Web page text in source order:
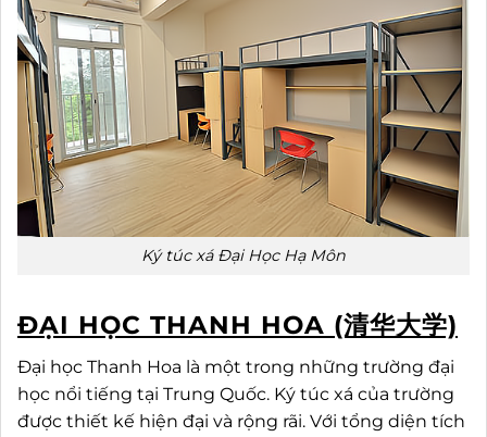
Ký túc xá Đại Học Hạ Môn
ĐẠI HỌC THANH HOA (清华大学)
Đại học Thanh Hoa là một trong những trường đại
học nổi tiếng tại Trung Quốc. Ký túc xá của trường
được thiết kế hiện đại và rộng rãi. Với tổng diện tích